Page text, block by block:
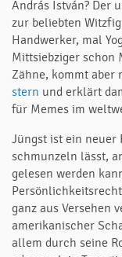
András István? Der
zur beliebten
Handwerker, mal
Mittsiebziger schon
Zähne, kommt aber
stern und erklärt
für Memes im
Jüngst ist ein neuer
schmunzeln lässt,
gelesen werden
ganz aus Versehen
amerikanischer
allem durch seine